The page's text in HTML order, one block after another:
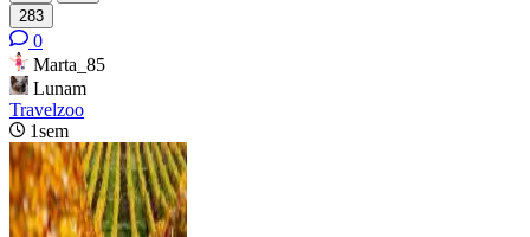
283
0
Marta_85
Lunam
Travelzoo
1sem